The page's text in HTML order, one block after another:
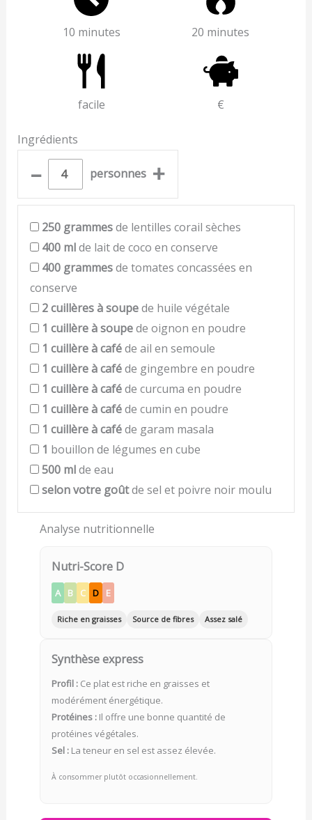
10 minutes 20 minutes
facile €
Ingrédients
– personnes +
250 grammesde lentilles corail sèches
400 mlde lait de coco en conserve
400 grammesde tomates concassées en
conserve
2cuillères à soupede huile végétale
1 cuillère à soupede oignon en poudre
1 cuillère à caféde ail en semoule
1 cuillère à caféde gingembre en poudre
1 cuillère à caféde curcuma en poudre
1 cuillère à caféde cumin en poudre
1 cuillère à caféde garam masala
1 bouillon de légumes en cube
500 mlde eau
selon votre goûtde sel et poivre noir moulu
Analyse nutritionnelle
Nutri-Score D
A B C D E
Riche en graisses Source de fibres Assez salé
Synthèse express
Profil :Ce plat est riche en graisses et
modérément énergétique.
Protéines :Il offre une bonne quantité de
protéines végétales.
Sel :La teneur en sel est assez élevée.
À consommer plutôt occasionnellement.